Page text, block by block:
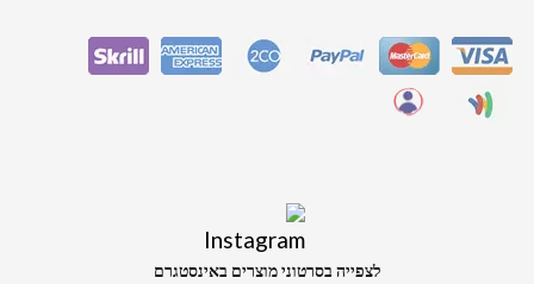
לצפייה בסרטוני מוצרים באינסטגרם